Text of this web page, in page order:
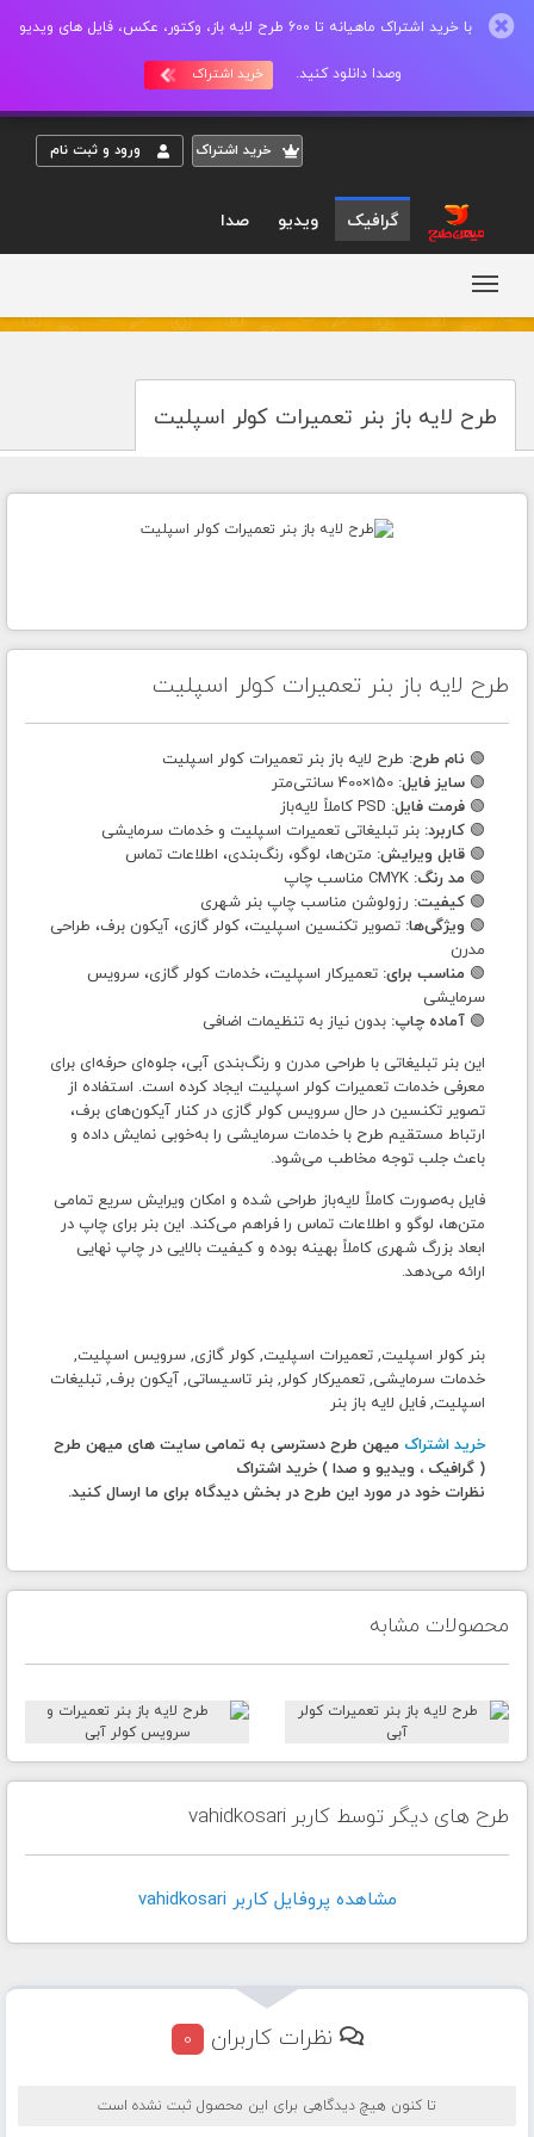
با خرید اشتراک ماهیانه تا 600 طرح لایه باز، وکتور، عکس، فایل های ویدیو
وصدا دانلود کنید. خرید اشتراک
خريد اشتراک ورود و ثبت نام
گرافیک ویدیو صدا
طرح لایه باز بنر تعمیرات کولر اسپلیت
طرح لایه باز بنر تعمیرات کولر اسپلیت
🟢 نام طرح: طرح لایه باز بنر تعمیرات کولر اسپلیت
🟢 سایز فایل:
🟢 فرمت فایل:
🟢 کاربرد: بنر تبلیغاتی تعمیرات اسپلیت و خدمات سرمایشی
🟢 قابل ویرایش: متن‌ها، لوگو، رنگ‌بندی، اطلاعات تماس
🟢 مد رنگ:
🟢 کیفیت: رزولوشن مناسب چاپ بنر شهری
🟢 ویژگی‌ها: تصویر تکنسین اسپلیت، کولر گازی، آیکون برف، طراحی
مدرن
🟢 مناسب برای: تعمیرکار اسپلیت، خدمات کولر گازی، سرویس
سرمایشی
🟢 آماده چاپ: بدون نیاز به تنظیمات اضافی
این بنر تبلیغاتی با طراحی مدرن و رنگ‌بندی آبی، جلوه‌ای حرفه‌ای برای
معرفی خدمات تعمیرات کولر اسپلیت ایجاد کرده است. استفاده از
تصویر تکنسین در حال سرویس کولر گازی در کنار آیکون‌های برف،
ارتباط مستقیم طرح با خدمات سرمایشی را به‌خوبی نمایش داده و
باعث جلب توجه مخاطب می‌شود.
فایل به‌صورت کاملاً لایه‌باز طراحی شده و امکان ویرایش سریع تمامی
متن‌ها، لوگو و اطلاعات تماس را فراهم می‌کند. این بنر برای چاپ در
ابعاد بزرگ شهری کاملاً بهینه بوده و کیفیت بالایی در چاپ نهایی
ارائه می‌دهد.
بنر کولر اسپلیت, تعمیرات اسپلیت, کولر گازی, سرویس اسپلیت,
خدمات سرمایشی, تعمیرکار کولر, بنر تاسیساتی, آیکون برف, تبلیغات
اسپلیت, فایل لایه باز بنر
خرید اشتراک میهن طرح دسترسی به تمامی سایت های میهن طرح
( گرافیک ، ویدیو و صدا ) خرید اشتراک
نظرات خود در مورد این طرح در بخش دیدگاه برای ما ارسال کنید.
محصولات مشابه
طرح های دیگر توسط کاربر vahidkosari
مشاهده پروفايل کاربر vahidkosari
نظرات کاربران 0
تا کنون هیچ دیدگاهی برای این محصول ثبت نشده است